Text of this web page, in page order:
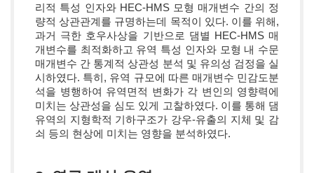
리적 특성 인자와 HEC-HMS 모형 매개변수 간의 정
량적 상관관계를 규명하는데 목적이 있다. 이를 위해,
과거 극한 호우사상을 기반으로 댐별 HEC-HMS 매
개변수를 최적화하고 유역 특성 인자와 모형 내 수문
매개변수 간 통계적 상관성 분석 및 유의성 검정을 실
시하였다. 특히, 유역 규모에 따른 매개변수 민감도분
석을 병행하여 유역면적 변화가 각 변인의 영향력에
미치는 상관성을 심도 있게 고찰하였다. 이를 통해 댐
유역의 지형학적 기하구조가 강우-유출의 지체 및 감
쇠 등의 현상에 미치는 영향을 분석하였다.